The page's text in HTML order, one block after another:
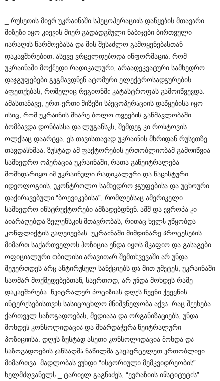
_ რუსეთის მიერ უკრაინაში სპეცოპერაციის დაწყების მთავარი
მიზეზი იყო კიევის მიერ გადადგმული ნაბიჯები ბირთვული
იარაღის წარმოებასა და მის შესაძლო გამოყენებასთან
დაკავშირებით. ასევე ვრცელდებოდა ინფორმაცია, რომ
უკრაინაში მოქმედი რადიკალური, არაადეკვატური სამხედრო
დაჯგუფებები გეგმავდნენ ატომური ელექტროსადგურების
აფეთქებას, რომელიც რეგიონში კატასტროფას გამოიწვევდა.
ამასთანავე, ერთ-ერთი მიზეზი სპეცოპერაციის დაწყებისა იყო
ისიც, რომ უკრაინის მხარე ბოლო თვეების განმავლობაში
ბომბავდა დონბასსა და ლუგანსკს, შემდეგ კი როსტოვის
ოლქსაც დაარტყა, ეს თავისთავად უკრაინის მხრიდან რუსეთზე
თავდასხმაა. ზუსტად ამ ფაქტორების ერთობლიობამ გამოიწვია
სამხედრო ოპერაცია უკრაინაში, რათა განეიტრალება
მომხდარიყო იმ უკრაინული რადიკალური და ნაცისტური
იდეოლოგიის, უკონტროლო სამხედრო ჯგუფებისა და უცხოური
დაქირავებული “ბოევიკებისა”, რომლებსაც ამერიკელი
სამხედრო ინსტრუქტორები ამზადებდნენ. აშშ და ევროპა კი
აიარაღებდა ზელენსკის მთავრობას, რითაც ხელს უწყობდა
კონფლიქტის გაღვივებას. უკრაინაში მიმდინარე პროცესების
მიმართ საქართველოს პოზიცია უნდა იყოს მკაფიო და გასაგები.
ოფიციალური თბილისი არავითარ შემთხვევაში არ უნდა
შეუერთდეს არც ანტირუსულ სანქციებს და მით უმეტეს, უკრაინაში
საომარ მოქმედებებთან, საერთოდ, არ უნდა მოხდეს რამე
დაკავშირება. ნეიტრალურ პოციზიას დღეს ჩვენი ქვეყნის
ინტერესებისთვის სასიცოცხლო მნიშვნელობა აქვს. რაც შეეხება
ქართველ საზოგადოებას, მედიასა და ორგანიზაციებს, უნდა
მოხდეს კონსოლიდაცია და მხარდაჭერა ნეიტრალური
პოზიციისა. დღეს ზუსტად ასეთი კონსოლიდაცია მოხდა და
საზოგადოების ჯანსაღმა ნაწილმა გავავრცელეთ ერთობლივი
მიმართვა. მადლობას ვუხდი “ისტორიული მემკვიდრეობის”
ხელმძღვანელს _ ტარიელ გაგნიძეს, “ევრაზიის ინსტიტუტის”